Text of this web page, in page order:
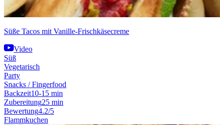
Süße Tacos mit Vanille-Frischkäsecreme
Video
Süß
Vegetarisch
Party
Snacks / Fingerfood
Backzeit10-15 min
Zubereitung25 min
Bewertung4.2/5
Flammkuchen